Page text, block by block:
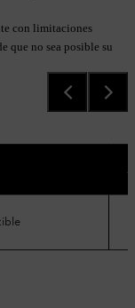
con limitaciones
que no sea posible su